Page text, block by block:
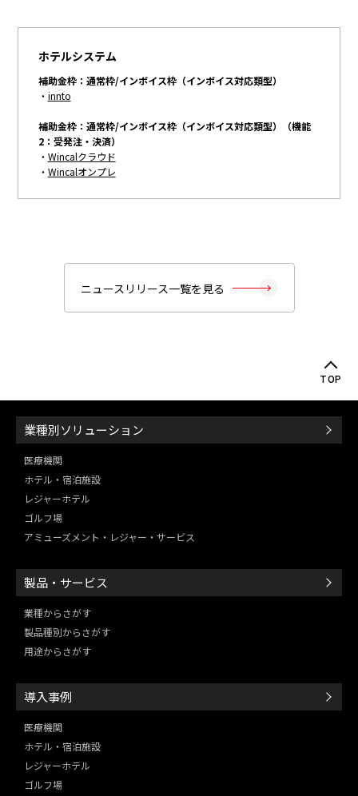
ホテルシステム
補助金枠：通常枠/インボイス枠（インボイス対応類型）
・ innto
補助金枠：通常枠/インボイス枠（インボイス対応類型）（機能
2：受発注・決済）
・ Wincalクラウド
・ Wincalオンプレ
ニュースリリース一覧を見る
TOP
業種別ソリューション
医療機関
ホテル・宿泊施設
レジャーホテル
ゴルフ場
アミューズメント・レジャー・ サービス
製品・サービス
業種からさがす
製品種別からさがす
用途からさがす
導入事例
医療機関
ホテル・宿泊施設
レジャーホテル
ゴルフ場